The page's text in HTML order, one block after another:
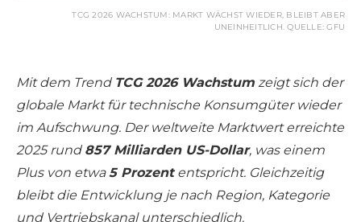
TCG 2026 WACHSTUM: MARKT WÄCHST WIEDER, BLEIBT ABER
UNEINHEITLICH. QUELLE: GFU
Mit dem Trend TCG 2026 Wachstum zeigt sich der
globale Markt für technische Konsumgüter wieder
im Aufschwung. Der weltweite Marktwert erreichte
2025 rund 857 Milliarden US-Dollar, was einem
Plus von etwa5 Prozententspricht. Gleichzeitig
bleibt die Entwicklung je nach Region, Kategorie
und Vertriebskanal unterschiedlich.